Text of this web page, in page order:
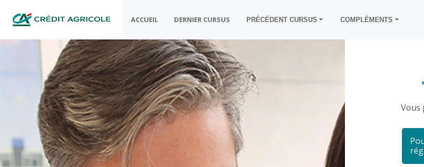
ACCUEIL DERNIER CURSUS PRÉCÉDENT CURSUS
Quelles stratégies pour transmettre mon patrimoine
Stratégies retraite : les clés pour chercher à
Donner du sens à mon épargne
Mon contrat d’assurance-vie au quotidien
COMPLÉMENTS
Vous